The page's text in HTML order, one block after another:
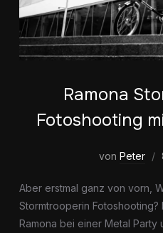
Ramona
Fotoshooting
von Peter
Aber erstmal ganz von vorn,
Stormtrooperin
Ramona bei einer Metal Party